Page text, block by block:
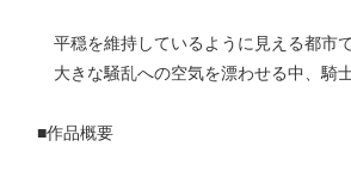
平穏を維持しているように見える都市
大きな騒乱への空気を漂わせる中、騎
■作品概要